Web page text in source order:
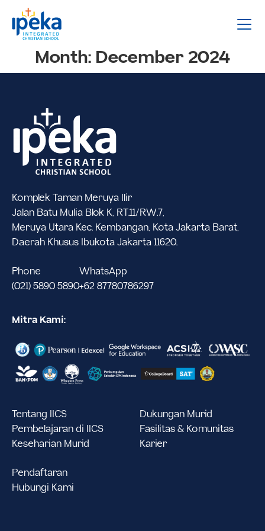
Month: December 2024
Komplek Taman Meruya Ilir
Jalan Batu Mulia Blok K, RT.11/RW.7,
Meruya Utara Kec. Kembangan, Kota Jakarta Barat,
Daerah Khusus Ibukota Jakarta 11620.
Phone
(021) 5890 5890
WhatsApp
+62 87780786297
Mitra Kami:
Tentang IICS
Pembelajaran di IICS
Keseharian Murid
Dukungan Murid
Fasilitas & Komunitas
Karier
Pendaftaran
Hubungi Kami